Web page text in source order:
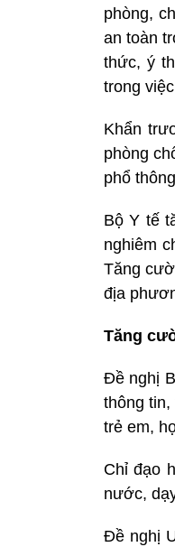
phòng,
an toàn
thức, ý
trong
Khẩn
phòng
phổ
Bộ Y tế
nghiêm
Tăng
địa
Tăng
Đề nghị
thông
trẻ em,
Chỉ đạo
nước,
Đề nghị